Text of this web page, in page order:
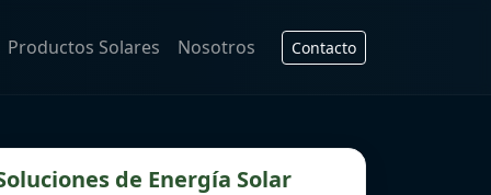
Productos Solares Nosotros Contacto
de Energía Solar